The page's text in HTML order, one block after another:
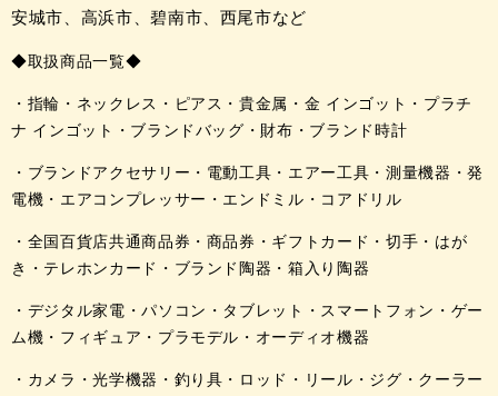
安城市、 高浜市、碧南市、 西尾市など
◆取扱商品一覧◆
・指輪・ネックレス・ピアス・貴金属・金 インゴット・プラチ
ナ インゴット・ブランドバッグ・財布・ブランド時計
・ブランドアクセサリー・電動工具・エアー工具・測量機器・発
電機・エアコンプレッサー・エンドミル・コアドリル
・全国百貨店共通商品券・商品券・ギフトカード・切手・はが
き・テレホンカード・ブランド陶器・箱入り陶器
・デジタル家電・パソコン・タブレット・スマートフォン・ゲー
ム機・フィギュア・プラモデル・オーディオ機器
・カメラ・光学機器・釣り具・ロッド・リール・ジグ・クーラー